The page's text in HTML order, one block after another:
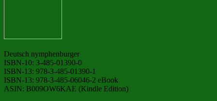
Deutsch nymphenburger
ISBN-10: 3-485-01390-0
ISBN-13: 978-3-485-01390-1
ISBN-13: 978-3-485-06046-2 eBook
ASIN: B009OW6KAE (Kindle Edition)